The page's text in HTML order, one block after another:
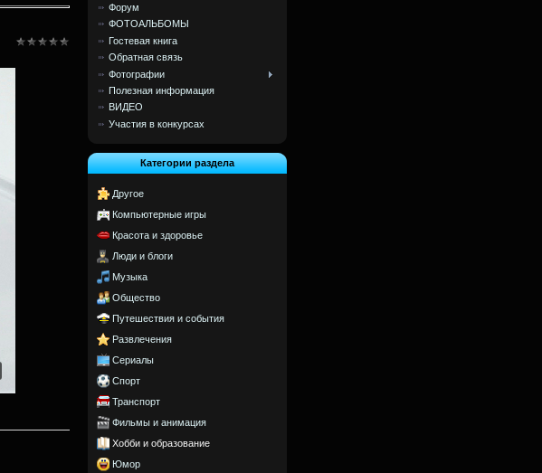
Форум
ФОТОАЛЬБОМЫ
Гостевая книга
Обратная связь
Фотографии
Полезная информация
ВИДЕО
Участия в конкурсах
Категории раздела
Другое
Компьютерные игры
Красота и здоровье
Люди и блоги
Музыка
Общество
Путешествия и события
Развлечения
Сериалы
Спорт
Транспорт
Фильмы и анимация
Хобби и образование
Юмор